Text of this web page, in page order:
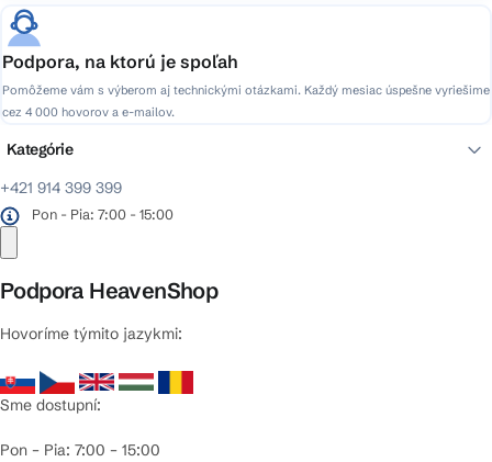
Podpora, na ktorú je spoľah
Pomôžeme vám s výberom aj technickými otázkami. Každý mesiac úspešne vyriešime
cez 4 000 hovorov a e-mailov.
+421 914 399 399
Pon - Pia: 7:00 - 15:00
Podpora HeavenShop
Hovoríme týmito jazykmi:
Sme dostupní:
Pon – Pia: 7:00 – 15:00
Kategórie